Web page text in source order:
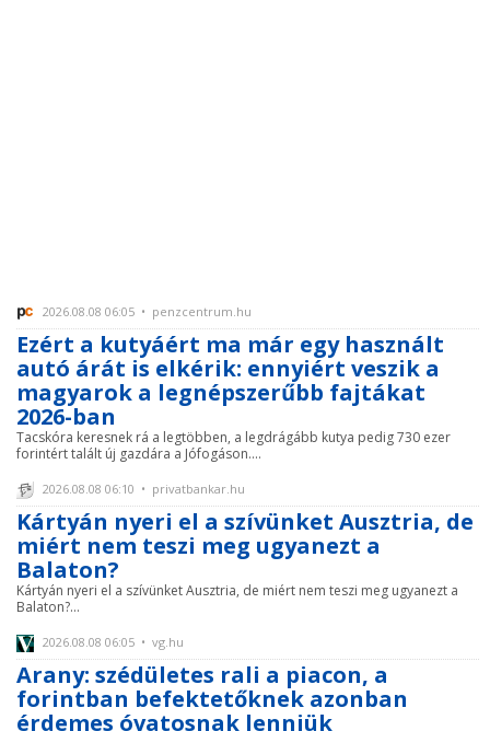
2026.08.08 06:05 • penzcentrum.hu
Ezért a kutyáért ma már egy használt
autó árát is elkérik: ennyiért veszik a
magyarok a legnépszerűbb fajtákat
2026-ban
Tacskóra keresnek rá a legtöbben, a legdrágább kutya pedig 730 ezer
forintért talált új gazdára a Jófogáson....
2026.08.08 06:10 • privatbankar.hu
Kártyán nyeri el a szívünket Ausztria, de
miért nem teszi meg ugyanezt a
Balaton?
Kártyán nyeri el a szívünket Ausztria, de miért nem teszi meg ugyanezt a
Balaton?...
2026.08.08 06:05 • vg.hu
Arany: szédületes rali a piacon, a
forintban befektetőknek azonban
érdemes óvatosnak lenniük